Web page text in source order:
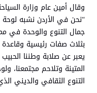
وقال أمين عام وزارة
“نحن في الأردن نشبه
جمال التنوع والوحدة في
بثلاث صفات رئيسية
يعبر عن صلابة وطننا الحبيب
المتينة وتلاحم مجتمعنا،
التنوع الثقافي والديني